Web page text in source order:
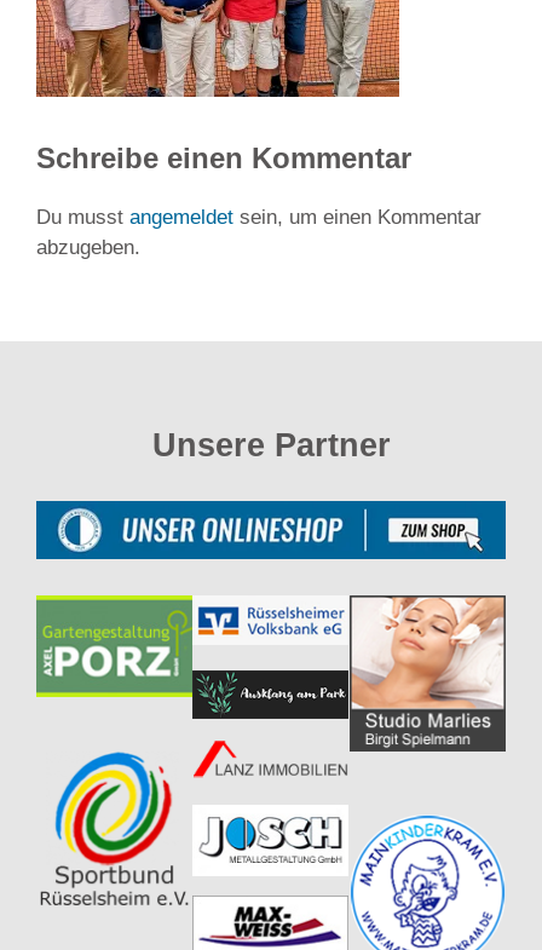
Schreibe einen Kommentar
Du musst angemeldet sein, um einen Kommentar
abzugeben.
Unsere Partner